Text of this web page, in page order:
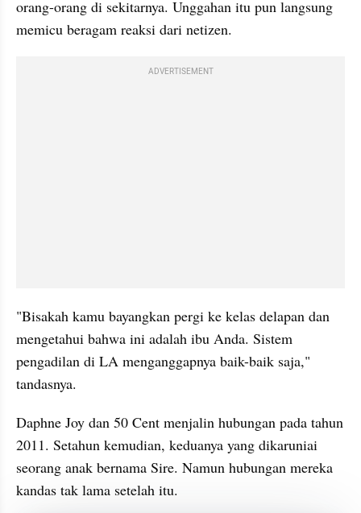
orang-orang di sekitarnya. Unggahan itu pun langsung
memicu beragam reaksi dari netizen.
ADVERTISEMENT
"Bisakah kamu bayangkan pergi ke kelas delapan dan
mengetahui bahwa ini adalah ibu Anda. Sistem
pengadilan di LA menganggapnya baik-baik saja,"
tandasnya.
Daphne Joy dan 50 Cent menjalin hubungan pada tahun
2011. Setahun kemudian, keduanya yang dikaruniai
seorang anak bernama Sire. Namun hubungan mereka
kandas tak lama setelah itu.